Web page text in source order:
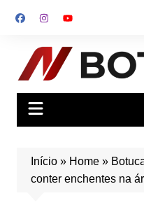
para
conteúdo
Início» Home»
conter enchentes na